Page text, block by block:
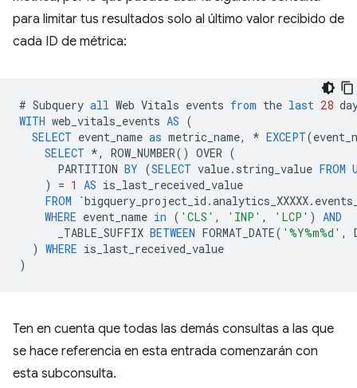
para limitar tus resultados solo al último valor recibido de
cada ID de métrica:
# Subquery all Web Vitals events from the last 28
WITH web_vitals_events AS (
SELECT event_name as metric_name, * EXCEPT(
SELECT *, ROW_NUMBER() OVER (
PARTITION BY (SELECT value. string_value FROM
)
= 1 AS is_last_received_value
FROM
`bigquery_project_id .analytics_XXXXX.
WHERE event_name in ( 'CLS' , 'INP' , 'LCP' )
AND
_TABLE_SUFFIX BETWEEN FORMAT_DATE( '%Y%m%d' ,
) WHERE is_last_received_value
)
Ten en cuenta que todas las demás consultas a las que
se hace referencia en esta entrada comenzarán con
esta subconsulta.